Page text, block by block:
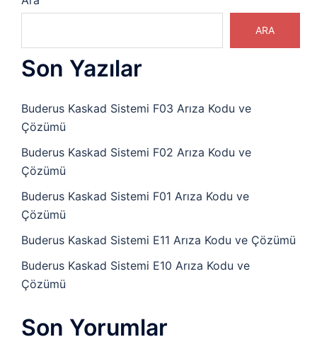
ARA
Son Yazılar
Buderus Kaskad Sistemi F03 Arıza Kodu ve
Çözümü
Buderus Kaskad Sistemi F02 Arıza Kodu ve
Çözümü
Buderus Kaskad Sistemi F01 Arıza Kodu ve
Çözümü
Buderus Kaskad Sistemi E11 Arıza Kodu ve Çözümü
Buderus Kaskad Sistemi E10 Arıza Kodu ve
Çözümü
Son Yorumlar